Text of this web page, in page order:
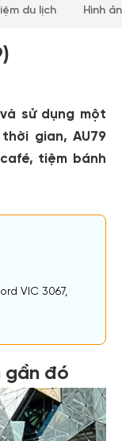
du lịch Hình
sử dụng một
gian, AU79
tiệm bánh
VIC 3067,
gần đó